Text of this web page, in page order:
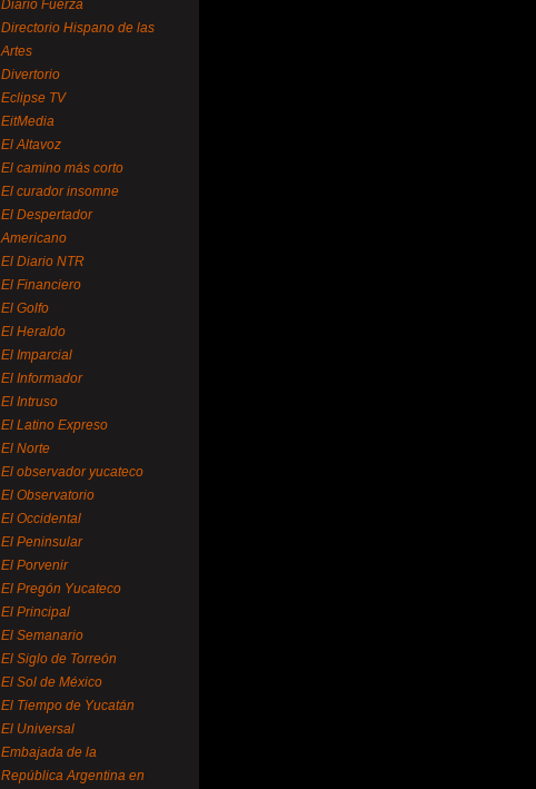
Diario Fuerza
Directorio Hispano de las
Artes
Divertorio
Eclipse TV
EitMedia
El Altavoz
El camino más corto
El curador insomne
El Despertador
Americano
El Diario NTR
El Financiero
El Golfo
El Heraldo
El Imparcial
El Informador
El Intruso
El Latino Expreso
El Norte
El observador yucateco
El Observatorio
El Occidental
El Peninsular
El Porvenir
El Pregón Yucateco
El Principal
El Semanario
El Siglo de Torreón
El Sol de México
El Tiempo de Yucatán
El Universal
Embajada de la
República Argentina en